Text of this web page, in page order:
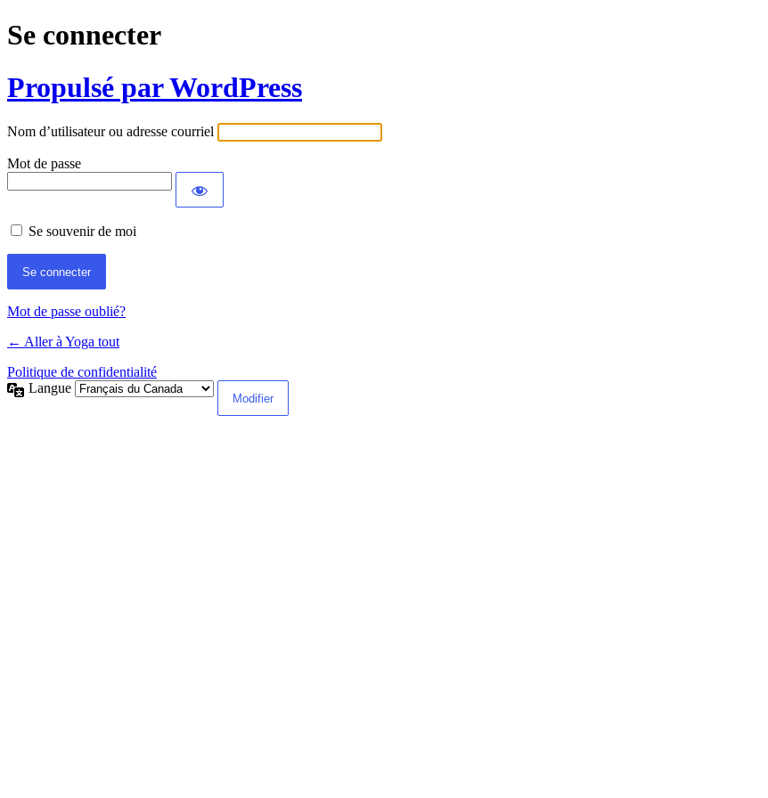
Se connecter
Propulsé par WordPress
Nom d’utilisateur ou adresse courriel
Mot de passe
Se souvenir de moi
Mot de passe oublié?
← Aller à Yoga tout
Politique de confidentialité
Langue